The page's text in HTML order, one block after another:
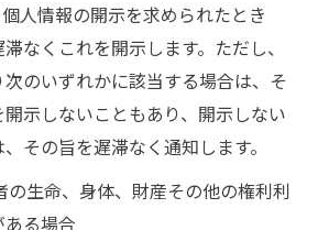
人情報の開示を求められたとき
なくこれを開示します。ただし、
のいずれかに該当する場合は、そ
示しないこともあり、開示しない
その旨を遅滞なく通知します。
の生命、身体、財産その他の権利利
る場合